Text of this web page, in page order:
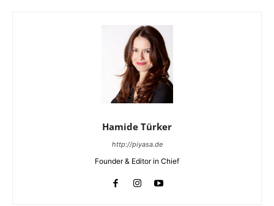
Hamide Türker
http://piyasa.de
Founder & Editor in Chief